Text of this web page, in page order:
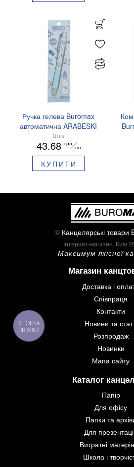
Ручка гелева Buromax
автоматична ARABESKI
0.5 мм ароматизований
грип синє чорнило в
блістері BM.8379-02
Ціна
43.68 грн
шт
КУПИТИ
© Канцелярські товари
Інтернет-магазин, Київ
Максимум якісної
Магазин
Доставка і
Співпраця
Контакти
Новини та
Розпродаж
Новинки
Мапа сайту
Каталог
Папір
Для офісу
Папки та
Для
Витратні
Школа і
КНОПКА
ЗВ'ЯЗКУ